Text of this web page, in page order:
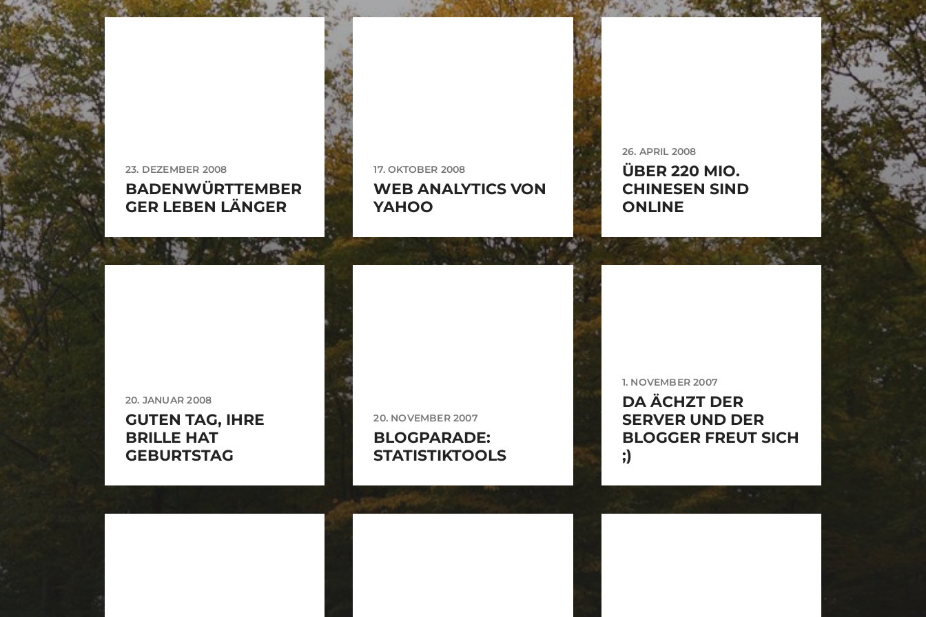
23. DEZEMBER 2008
BADENWÜRTTEMBER
GER LEBEN LÄNGER
17. OKTOBER 2008
WEB ANALYTICS VON
YAHOO
26. APRIL 2008
ÜBER 220 MIO.
CHINESEN SIND
ONLINE
20. JANUAR 2008
GUTEN TAG, IHRE
BRILLE HAT
GEBURTSTAG
20. NOVEMBER 2007
BLOGPARADE:
STATISTIKTOOLS
1. NOVEMBER 2007
DA ÄCHZT DER
SERVER UND DER
BLOGGER FREUT SICH
;)